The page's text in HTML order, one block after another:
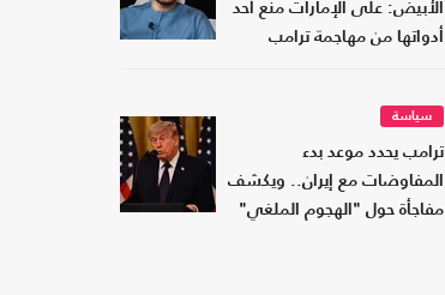
الأبيض: على الإمارات منع أحد
أدواتها من مهاجمة ترامب
سياسة
ترامب يحدد موعد بدء
المفاوضات مع إيران.. ويكشف
مفاجأة حول "الهجوم الملغي"